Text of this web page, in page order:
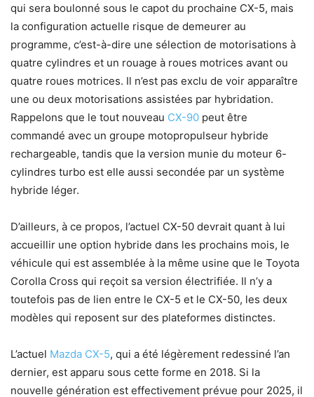
qui sera boulonné sous le capot du prochaine CX-5, mais
la configuration actuelle risque de demeurer au
programme, c’est-à-dire une sélection de motorisations à
quatre cylindres et un rouage à roues motrices avant ou
quatre roues motrices. Il n’est pas exclu de voir apparaître
une ou deux motorisations assistées par hybridation.
Rappelons que le tout nouveau CX-90 peut être
commandé avec un groupe motopropulseur hybride
rechargeable, tandis que la version munie du moteur 6-
cylindres turbo est elle aussi secondée par un système
hybride léger.
D’ailleurs, à ce propos, l’actuel CX-50 devrait quant à lui
accueillir une option hybride dans les prochains mois, le
véhicule qui est assemblée à la même usine que le Toyota
Corolla Cross qui reçoit sa version électrifiée. Il n’y a
toutefois pas de lien entre le CX-5 et le CX-50, les deux
modèles qui reposent sur des plateformes distinctes.
L’actuel Mazda CX-5, qui a été légèrement redessiné l’an
dernier, est apparu sous cette forme en 2018. Si la
nouvelle génération est effectivement prévue pour 2025, il